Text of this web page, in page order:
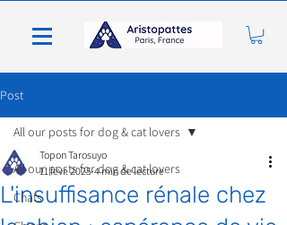
Post
All our posts for dog & cat lovers
Chats
All our posts for dog & cat lovers
L'insuffisance rénale chez
Topon Tarosuyo
11 févr. 2025 4 min de lecture